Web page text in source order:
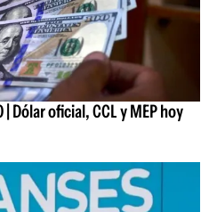
Dólar oficial, CCL y MEP hoy